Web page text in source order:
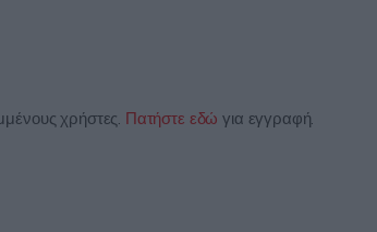
χρήστες. Πατήστε εδώ για εγγραφή.